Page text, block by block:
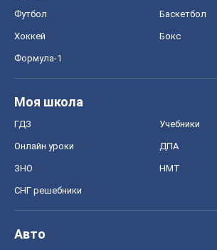
Футбол Баскетбол
Хоккей Бокс
Формула-1
Моя школа
ГДЗ Учебники
Онлайн уроки ДПА
ЗНО НМТ
СНГ решебники
Авто